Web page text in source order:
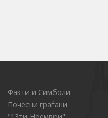
Факти и Симболи
Почесни граѓани